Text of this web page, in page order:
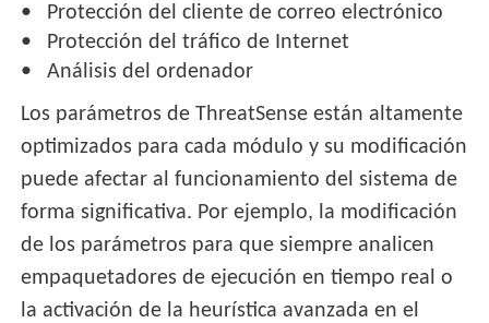
Protección del cliente de correo electrónico
Protección del tráfico de Internet
Análisis del ordenador
Los parámetros de ThreatSense están altamente
optimizados para cada módulo y su modificación
puede afectar al funcionamiento del sistema de
forma significativa. Por ejemplo, la modificación
de los parámetros para que siempre analicen
empaquetadores de ejecución en tiempo real o
la activación de la heurística avanzada en el